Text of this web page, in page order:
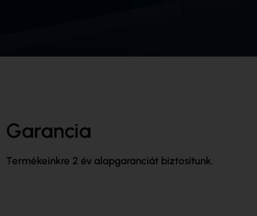
Garancia
Termékeinkre 2 év alapgaranciát biztosítunk.